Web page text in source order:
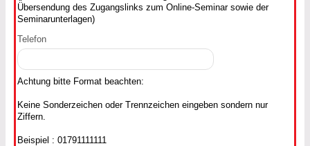
Übersendung des Zugangslinks zum Online-Seminar sowie der
Seminarunterlagen)
Telefon
Achtung bitte Format beachten:
Keine Sonderzeichen oder Trennzeichen eingeben sondern nur
Ziffern.
Beispiel : 01791111111